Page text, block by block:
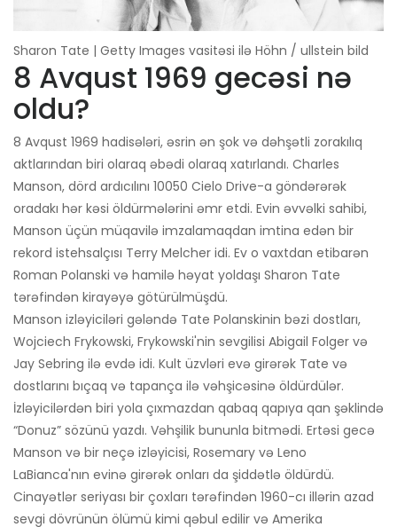
Sharon Tate | Getty Images vasitəsi ilə Höhn / ullstein bild
8 Avqust 1969 gecəsi nə
oldu?
8 Avqust 1969 hadisələri, əsrin ən şok və dəhşətli zorakılıq
aktlarından biri olaraq əbədi olaraq xatırlandı. Charles
Manson, dörd ardıcılını 10050 Cielo Drive-a göndərərək
oradakı hər kəsi öldürmələrini əmr etdi. Evin əvvəlki sahibi,
Manson üçün müqavilə imzalamaqdan imtina edən bir
rekord istehsalçısı Terry Melcher idi. Ev o vaxtdan etibarən
Roman Polanski və hamilə həyat yoldaşı Sharon Tate
tərəfindən kirayəyə götürülmüşdü.
Manson izləyiciləri gələndə Tate Polanskinin bəzi dostları,
Wojciech Frykowski, Frykowski'nin sevgilisi Abigail Folger və
Jay Sebring ilə evdə idi. Kult üzvləri evə girərək Tate və
dostlarını bıçaq və tapança ilə vəhşicəsinə öldürdülər.
İzləyicilərdən biri yola çıxmazdan qabaq qapıya qan şəklində
“Donuz” sözünü yazdı. Vəhşilik bununla bitmədi. Ertəsi gecə
Manson və bir neçə izləyicisi, Rosemary və Leno
LaBianca'nın evinə girərək onları da şiddətlə öldürdü.
Cinayətlər seriyası bir çoxları tərəfindən 1960-cı illərin azad
sevgi dövrünün ölümü kimi qəbul edilir və Amerika